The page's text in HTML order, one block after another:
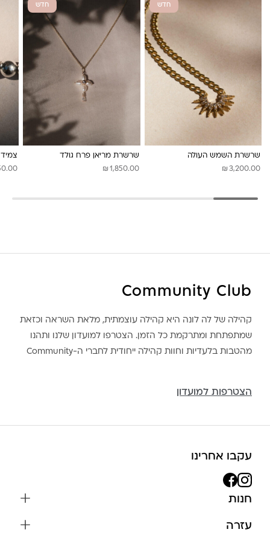
משלוחים לכל העולם באמצעות DHL בעלות של 180 ש”ח
חדש
שרשרת השמש העולה
₪ 3,200.00
חדש
שרשרת מריאן פרח גולד
₪ 1,850.00
Community Club
קהילה של לה לונה היא קהילה עוצמתית, מלאת השראה וכזאת
שמתפתחת ומתרקמת כל הזמן. הצטרפו למועדון שלנו ותהנו
מהטבות בלעדיות וחוות קהילה ייחודית לחברי ה-Community
הצטרפות למועדון
עקבו אחרינו
חנות
עזרה